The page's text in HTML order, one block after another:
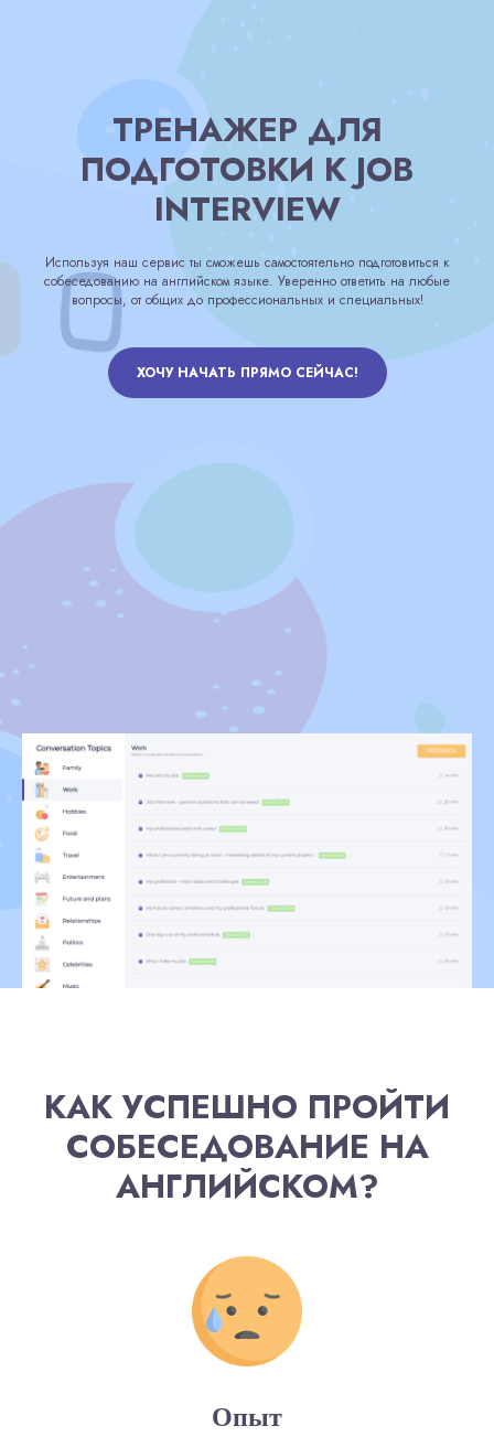
ТРЕНАЖЕР ДЛЯ
ПОДГОТОВКИ К JOB
INTERVIEW
Используя наш сервис ты сможешь самостоятельно подготовиться к
собеседованию на английском языке. Уверенно ответить на любые
вопросы, от общих до профессиональных и специальных!
ХОЧУ НАЧАТЬ ПРЯМО СЕЙЧАС!
КАК УСПЕШНО ПРОЙТИ
СОБЕСЕДОВАНИЕ НА
АНГЛИЙСКОМ?
Опыт